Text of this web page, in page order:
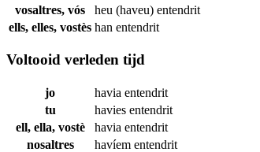
vosaltres, vós
heu (haveu) entendrit
ells, elles, vostès han entendrit
Voltooid verleden tijd
jo havia entendrit
tu
havies entendrit
ell, ella, vostè
havia entendrit
nosaltres
havíem entendrit